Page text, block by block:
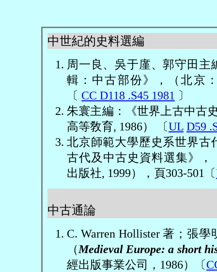
中世紀的史料選編
周一良、吳于廑、郭守田主
輯：中古部份》，（北京
〔 CC D118 .S45 1981 〕
朱寰主編：《世界上古中古
高等敎育, 1986） 〔UL D59
北京師範大學歷史系世界古
古代及中古史資料選集》，
出版社, 1999），頁303-501 〔
中古通論
C. Warren Hollister著；張學
（Medieval Europe: a short
經出版事業公司， 1986）〔